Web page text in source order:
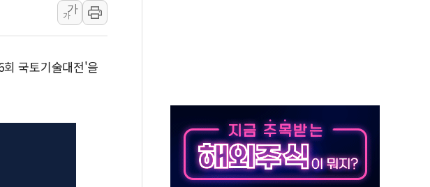
동방위협정 체결
시안·클라우드플레어·태양광주↑ VS 트레이드데스크·웬디스↓
달리 워시엔 톤 낮춰
산 2차 회의' 주재… "전폭적 공급 확대·속도전 총력"
가
가
국토기술대전'을